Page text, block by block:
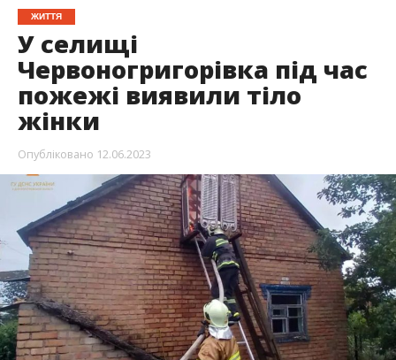
12-го червня, о 6:17 , до Служби порятунку
«101» надійшло повідомлення про пожежу на
вулиці Миру у селищі Червоногригорівка. За
повідомленням відправились рятувальники з
Нікополя та Марганця у складі двох чергових
відділень.
Про цеповідомляє пресслужба ДСНС України в
Дніпропетровській області, передає Інформатор.